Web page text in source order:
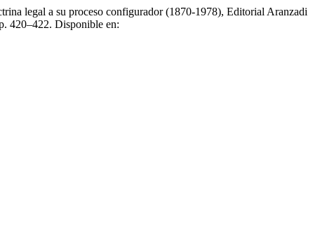
legal a su proceso configurador (1870-1978), Editorial Aranzadi
420–422. Disponible en: